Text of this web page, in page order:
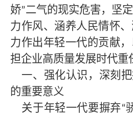
娇”二气的现实危害，坚
力作风、涵养人民情怀
力作出年轻一代的贡献
担企业高质量发展时代重
一、强化认识，深刻
的重要意义
关于年轻一代要摒弃“